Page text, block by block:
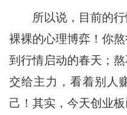
所以说，目前的行
裸裸的心理博弈！你
到行情启动的春天；
交给主力，看着别人
己！其实，今天创业